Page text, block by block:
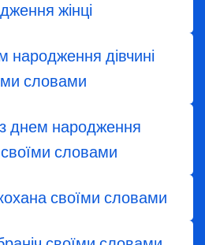
жінці
​​народження дівчині
словами
днем народження
словами
своїми словами